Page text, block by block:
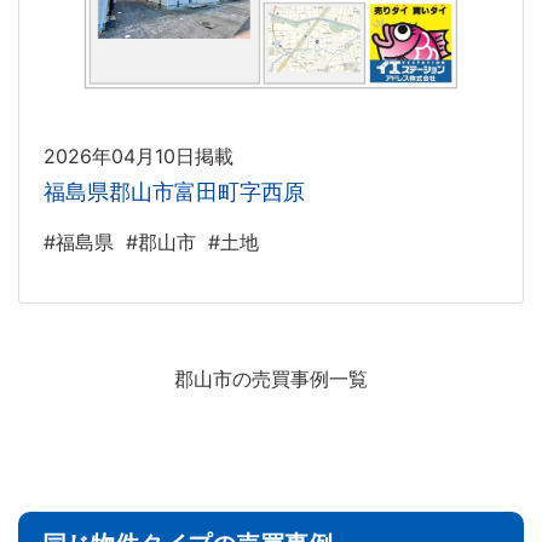
2026年04月10日掲載
福島県郡山市富田町字西原
#福島県 #郡山市 #土地
郡山市の売買事例一覧